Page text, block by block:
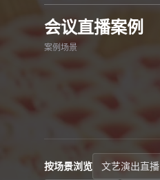
会议直播案例
案例场景
按场景浏览 文艺演出直播